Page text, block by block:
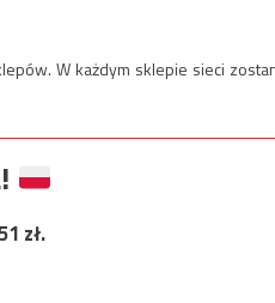
W każdym sklepie sieci
zł.